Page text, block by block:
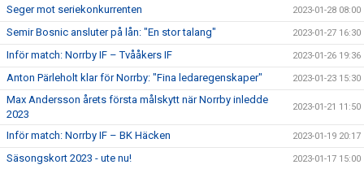
Seger mot seriekonkurrenten 2023-01-28 08:00
Semir Bosnic ansluter på lån: "En stor talang" 2023-01-27 16:30
Inför match: Norrby IF – Tvååkers IF 2023-01-26 19:36
Anton Pärleholt klar för Norrby: "Fina ledaregenskaper" 2023-01-23 15:30
Max Andersson årets första målskytt när Norrby inledde
2023
2023-01-21 11:50
Inför match: Norrby IF – BK Häcken 2023-01-19 20:17
Säsongskort 2023 - ute nu! 2023-01-17 15:00